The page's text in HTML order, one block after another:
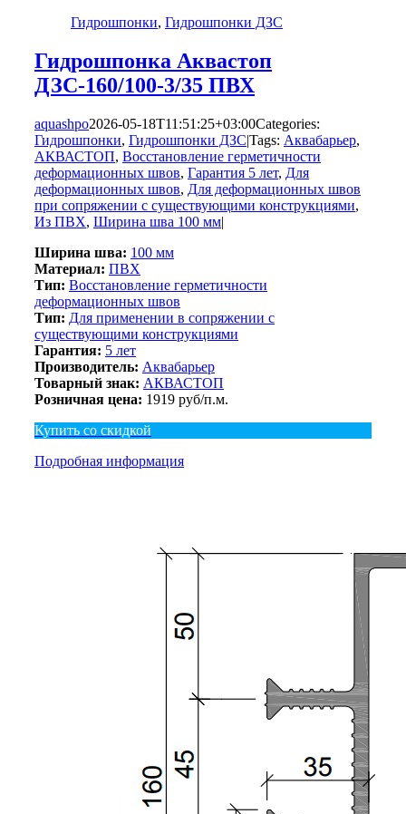
Гидрошпонки, Гидрошпонки ДЗС
Гидрошпонка Аквастоп
ДЗС-160/100-3/35 ПВХ
aquashpo2026-05-18T11:51:25+03:00Categories:
Гидрошпонки, Гидрошпонки ДЗС|Tags: Аквабарьер,
АКВАСТОП, Восстановление герметичности
деформационных швов, Гарантия 5 лет, Для
деформационных швов, Для деформационных швов
при сопряжении с существующими конструкциями,
Из ПВХ, Ширина шва 100 мм|
Ширина шва: 100 мм
Материал: ПВХ
Тип: Восстановление герметичности
деформационных швов
Тип: Для применении в сопряжении с
существующими конструкциями
Гарантия: 5 лет
Производитель: Аквабарьер
Товарный знак: АКВАСТОП
Розничная цена: 1919 руб/п.м.
Купить со скидкой
Подробная информация